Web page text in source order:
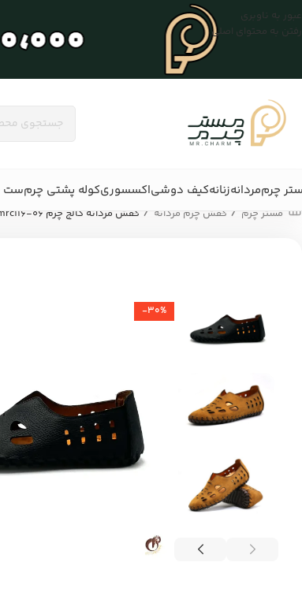
عبور به ناوبری
رفتن به محتوای اصلی
چرممردانهزنانهکیف دوشیاکسسوریکوله پشتی چرمست
مستر چرم / کفش چرم مردانه / کفش مردانه کالج چرم mrc116-06
-30%